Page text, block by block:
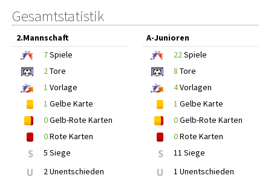
Gesamtstatistik
2.Mannschaft
7Spiele
2Tore
1 Vorlage
1 Gelbe Karte
0Gelb-Rote Karten
0Rote Karten
S 5 Siege
U 2 Unentschieden
A-Junioren
22Spiele
8 Tore
4Vorlagen
1 Gelbe Karte
0Gelb-Rote Karten
0Rote Karten
S 11 Siege
U 1 Unentschieden